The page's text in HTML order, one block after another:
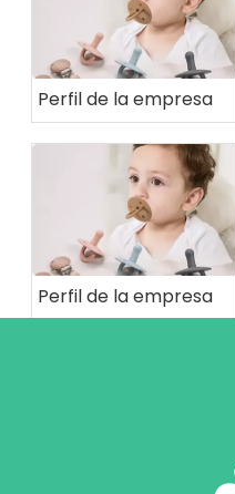
Perfil de la empresa
Perfil de la empresa